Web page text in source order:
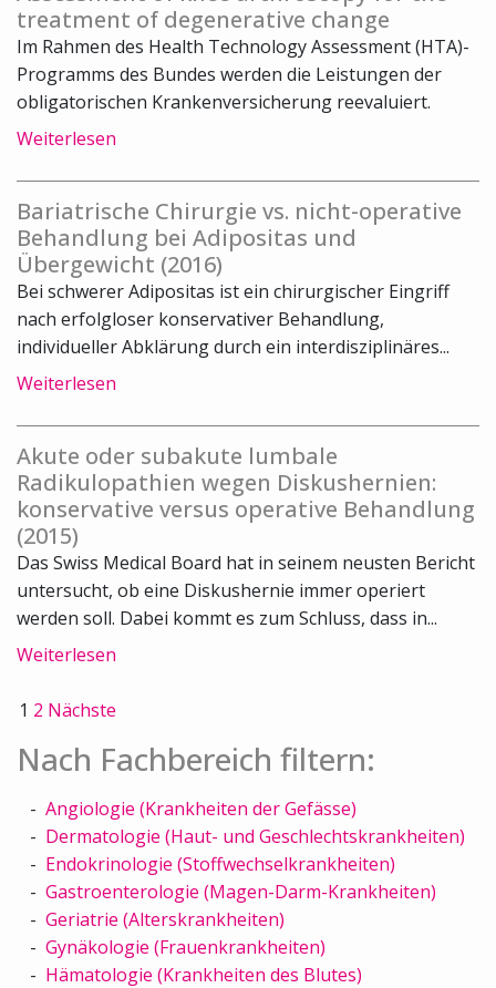
treatment of degenerative change
Im Rahmen des Health Technology Assessment (HTA)-
Programms des Bundes werden die Leistungen der
obligatorischen Krankenversicherung reevaluiert.
Weiterlesen
Bariatrische Chirurgie vs. nicht-operative
Behandlung bei Adipositas und
Übergewicht (2016)
Bei schwerer Adipositas ist ein chirurgischer Eingriff
nach erfolgloser konservativer Behandlung,
individueller Abklärung durch ein interdisziplinäres...
Weiterlesen
Akute oder subakute lumbale
Radikulopathien wegen Diskushernien:
konservative versus operative Behandlung
(2015)
Das Swiss Medical Board hat in seinem neusten Bericht
untersucht, ob eine Diskushernie immer operiert
werden soll. Dabei kommt es zum Schluss, dass in...
Weiterlesen
1 2 Nächste
Nach Fachbereich filtern:
Angiologie (Krankheiten der Gefässe)
Dermatologie (Haut- und Geschlechtskrankheiten)
Endokrinologie (Stoffwechselkrankheiten)
Gastroenterologie (Magen-Darm-Krankheiten)
Geriatrie (Alterskrankheiten)
Gynäkologie (Frauenkrankheiten)
Hämatologie (Krankheiten des Blutes)